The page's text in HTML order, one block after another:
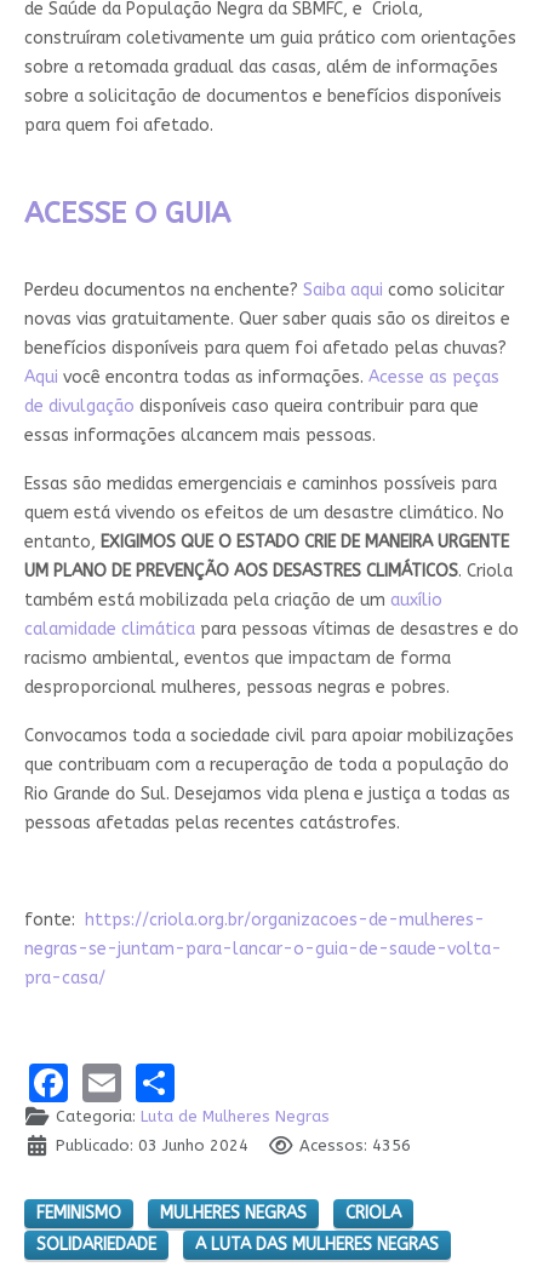
de Saúde da População Negra da SBMFC, e Criola,
construíram coletivamente um guia prático com orientações
sobre a retomada gradual das casas, além de informações
sobre a solicitação de documentos e benefícios disponíveis
para quem foi afetado.
ACESSE O GUIA
Perdeu documentos na enchente? Saiba aqui como solicitar
novas vias gratuitamente. Quer saber quais são os direitos e
benefícios disponíveis para quem foi afetado pelas chuvas?
Aqui você encontra todas as informações. Acesse as peças
de divulgação disponíveis caso queira contribuir para que
essas informações alcancem mais pessoas.
Essas são medidas emergenciais e caminhos possíveis para
quem está vivendo os efeitos de um desastre climático. No
entanto, EXIGIMOS QUE O ESTADO CRIE DE MANEIRA URGENTE
UM PLANO DE PREVENÇÃO AOS DESASTRES CLIMÁTICOS. Criola
também está mobilizada pela criação de um auxílio
calamidade climáticapara pessoas vítimas de desastres e do
racismo ambiental, eventos que impactam de forma
desproporcional mulheres, pessoas negras e pobres.
Convocamos toda a sociedade civil para apoiar mobilizações
que contribuam com a recuperação de toda a população do
Rio Grande do Sul. Desejamos vida plena e justiça a todas as
pessoas afetadas pelas recentes catástrofes.
fonte:
https://criola.org.br/organizacoes-de-mulheres-
negras-se-juntam-para-lancar-o-guia-de-saude-volta-
pra-casa/
Facebook
EmailShare
Categoria: Luta de Mulheres Negras
Publicado: 03 Junho 2024
Acessos: 4356
FEMINISMO MULHERES NEGRAS
CRIOLA
SOLIDARIEDADE
A LUTA DAS MULHERES NEGRAS